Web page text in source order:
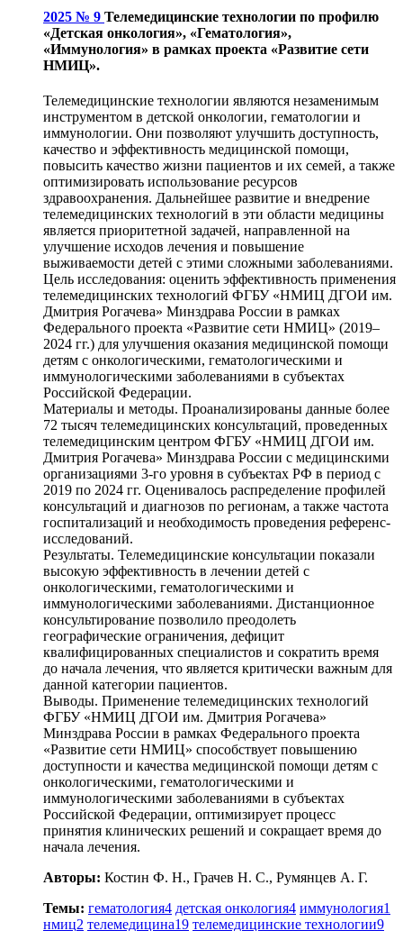
2025 № 9 Телемедицинские технологии по профилю
«Детская онкология», «Гематология»,
«Иммунология» в рамках проекта «Развитие сети
НМИЦ».
Телемедицинские технологии являются незаменимым
инструментом в детской онкологии, гематологии и
иммунологии. Они позволяют улучшить доступность,
качество и эффективность медицинской помощи,
повысить качество жизни пациентов и их семей, а также
оптимизировать использование ресурсов
здравоохранения. Дальнейшее развитие и внедрение
телемедицинских технологий в эти области медицины
является приоритетной задачей, направленной на
улучшение исходов лечения и повышение
выживаемости детей с этими сложными заболеваниями.
Цель исследования: оценить эффективность применения
телемедицинских технологий ФГБУ «НМИЦ ДГОИ им.
Дмитрия Рогачева» Минздрава России в рамках
Федерального проекта «Развитие сети НМИЦ» (2019–
2024 гг.) для улучшения оказания медицинской помощи
детям с онкологическими, гематологическими и
иммунологическими заболеваниями в субъектах
Российской Федерации.
Материалы и методы. Проанализированы данные более
72 тысяч телемедицинских консультаций, проведенных
телемедицинским центром ФГБУ «НМИЦ ДГОИ им.
Дмитрия Рогачева» Минздрава России с медицинскими
организациями 3-го уровня в субъектах РФ в период с
2019 по 2024 гг. Оценивалось распределение профилей
консультаций и диагнозов по регионам, а также частота
госпитализаций и необходимость проведения референс-
исследований.
Результаты. Телемедицинские консультации показали
высокую эффективность в лечении детей с
онкологическими, гематологическими и
иммунологическими заболеваниями. Дистанционное
консультирование позволило преодолеть
географические ограничения, дефицит
квалифицированных специалистов и сократить время
до начала лечения, что является критически важным для
данной категории пациентов.
Выводы. Применение телемедицинских технологий
ФГБУ «НМИЦ ДГОИ им. Дмитрия Рогачева»
Минздрава России в рамках Федерального проекта
«Развитие сети НМИЦ» способствует повышению
доступности и качества медицинской помощи детям с
онкологическими, гематологическими и
иммунологическими заболеваниями в субъектах
Российской Федерации, оптимизирует процесс
принятия клинических решений и сокращает время до
начала лечения.
Авторы: Костин Ф. Н., Грачев Н. С., Румянцев А. Г.
Темы: гематология4 детская онкология4 иммунология1
нмиц2 телемедицина19 телемедицинские технологии9